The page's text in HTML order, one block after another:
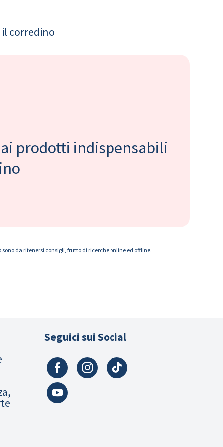
il corredino
prodotti indispensabili
da ritenersi consigli, frutto di ricerche online ed offline.
Seguici sui Social